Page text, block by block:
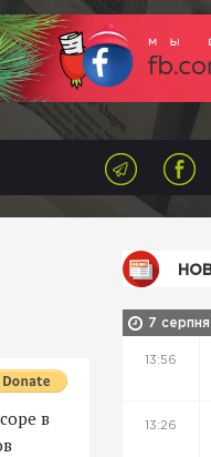
в
7
13:56
13:26